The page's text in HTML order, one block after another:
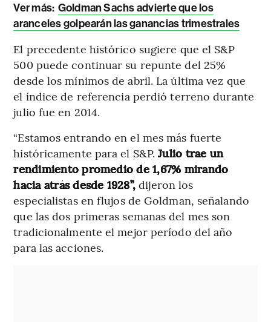
Ver más: Goldman Sachs advierte que los
aranceles golpearán las ganancias trimestrales
El precedente histórico sugiere que el S&P
500 puede continuar su repunte del 25%
desde los mínimos de abril. La última vez que
el índice de referencia perdió terreno durante
julio fue en 2014.
“Estamos entrando en el mes más fuerte
históricamente para el S&P.Julio trae un
rendimiento promedio de 1,67% mirando
hacia atrás desde 1928”, dijeron los
especialistas en flujos de Goldman, señalando
que las dos primeras semanas del mes son
tradicionalmente el mejor período del año
para las acciones.